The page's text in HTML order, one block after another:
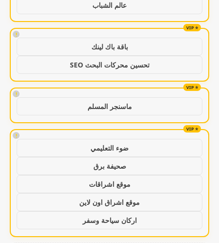
عالم الشباب
!
باقة باك لينك
تحسين محركات البحث SEO
!
ماسنجر المسلم
!
ضوء التعليمي
صحيفة برق
موقع اشراقات
موقع اشراق اون لاين
اركان سياحة وسفر